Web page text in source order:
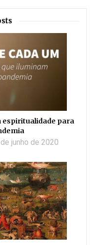
espiritualidade para
junho de 2020